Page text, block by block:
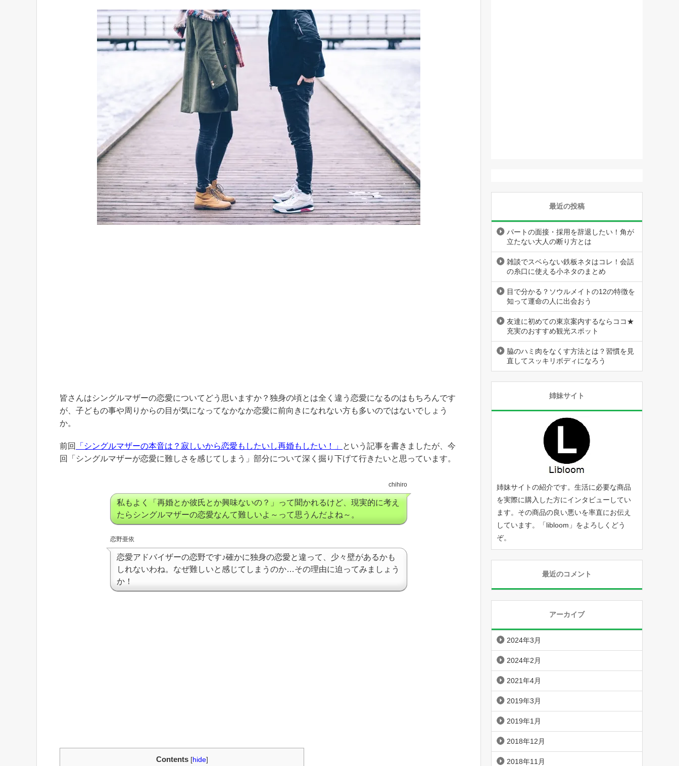
皆さんはシングルマザーの恋愛についてどう思いますか？独身の頃とは全く違う恋愛になるのはもちろんです
が、子どもの事や周りからの目が気になってなかなか恋愛に前向きになれない方も多いのではないでしょう
か。
前回 「シングルマザーの本音は？寂しいから恋愛もしたいし再婚もしたい！」
という記事を書きましたが、今
回「シングルマザーが恋愛に難しさを感じてしまう」部分について深く掘り下げて行きたいと思っています。
chihiro
私もよく「再婚とか彼氏とか興味ないの？」って聞かれるけど、現実的に考え
たらシングルマザーの恋愛なんて難しいよ～って思うんだよね～。
恋野亜依
恋愛アドバイザーの恋野です♪確かに独身の恋愛と違って、少々壁があるかも
しれないわね。なぜ難しいと感じてしまうのか…その理由に迫ってみましょう
か！
Contents [hide]
最近の投稿
パートの面接・採用を辞退したい！角が
立たない大人の断り方とは
雑談でスベらない鉄板ネタはコレ！会話
の糸口に使える小ネタのまとめ
目で分かる？ソウルメイトの12の特徴を
知って運命の人に出会おう
友達に初めての東京案内するならココ★
充実のおすすめ観光スポット
脇のハミ肉をなくす方法とは？習慣を見
直してスッキリボディになろう
姉妹サイト
姉妹サイトの紹介です。生活に必要な商品
を実際に購入した方にインタビューしてい
ます。その商品の良い悪いを率直にお伝え
しています。「libloom 」をよろしくどう
ぞ。
最近のコメント
アーカイブ
2024年3月
2024年2月
2021年4月
2019年3月
2019年1月
2018年12月
2018年11月